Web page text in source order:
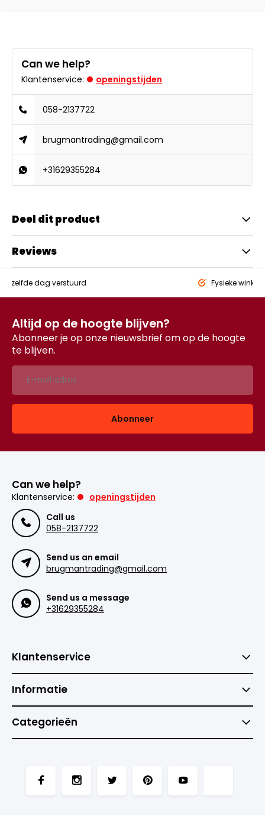
Can we help?
Klantenservice: openingstijden
058-2137722
brugmantrading@gmail.com
+31629355284
Deel dit product
Reviews
zelfde dag verstuurd Fysieke winkel
Altijd op de hoogte blijven?
Abonneer je op onze nieuwsbrief om op de hoogte
te blijven.
Abonneer
Can we help?
Klantenservice:
openingstijden
Call us
058-2137722
Send us an email
brugmantrading@gmail.com
Send us a message
+31629355284
Klantenservice
Informatie
Categorieën